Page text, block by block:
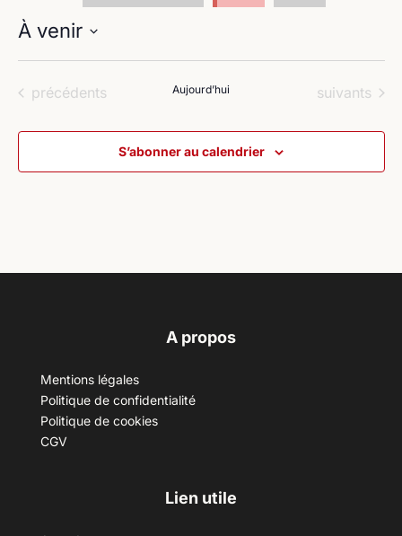
À venir
date.Évènements
précédents Aujourd’hui Évènements
suivants
S’abonner au calendrier
A propos
Mentions légales
Politique de confidentialité
Politique de cookies
CGV
Lien utile